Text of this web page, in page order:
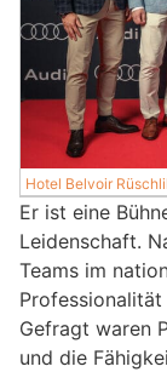
Hotel Belvoir
Er ist eine
Leidenschaft.
Teams im
Professionalität
Gefragt waren
und die